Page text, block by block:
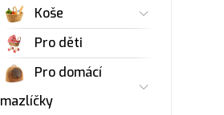
Koše
Pro děti
Pro domácí
mazlíčky